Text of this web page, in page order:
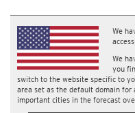
We
We
you
switch to the website specific to
area set as the default domain for
important cities in the forecast